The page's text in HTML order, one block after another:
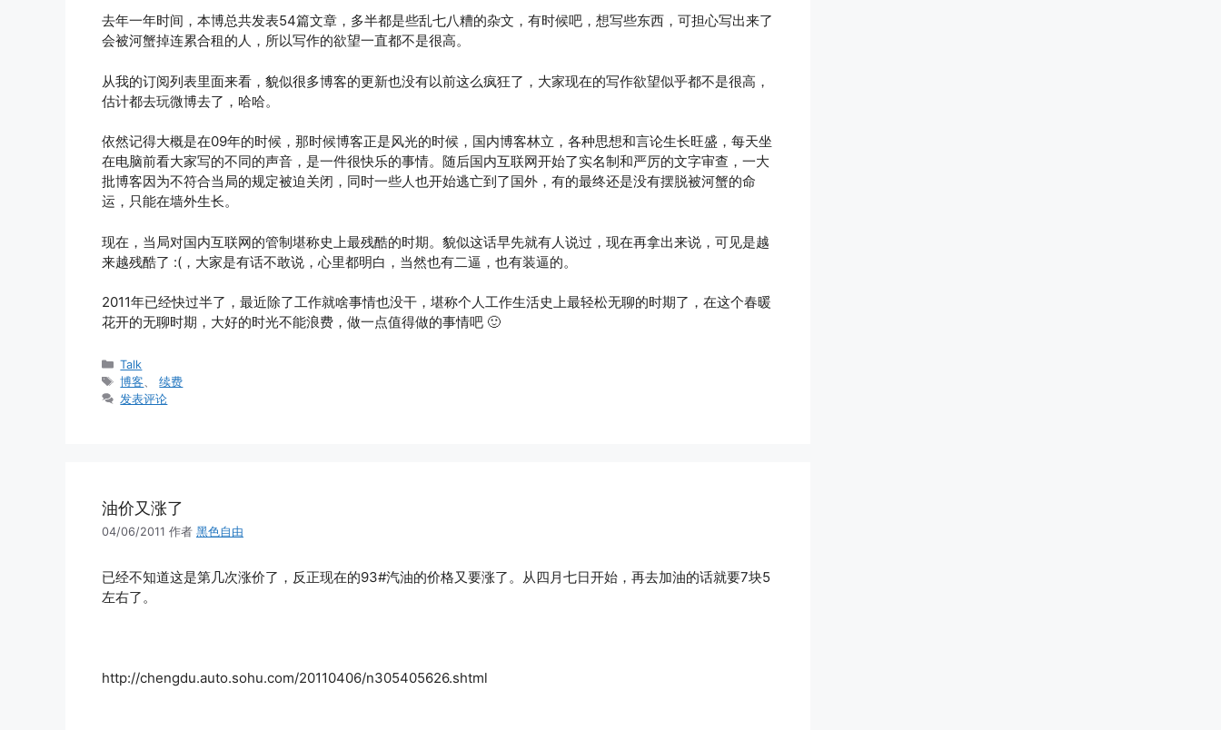
去年一年时间，本博总共发表54篇文章，多半都是些乱七八糟的杂文，有时候吧，想写些东西，可担心写出来了
会被河蟹掉连累合租的人，所以写作的欲望一直都不是很高。
从我的订阅列表里面来看，貌似很多博客的更新也没有以前这么疯狂了，大家现在的写作欲望似乎都不是很高，
估计都去玩微博去了，哈哈。
依然记得大概是在09年的时候，那时候博客正是风光的时候，国内博客林立，各种思想和言论生长旺盛，每天坐
在电脑前看大家写的不同的声音，是一件很快乐的事情。随后国内互联网开始了实名制和严厉的文字审查，一大
批博客因为不符合当局的规定被迫关闭，同时一些人也开始逃亡到了国外，有的最终还是没有摆脱被河蟹的命
运，只能在墙外生长。
现在，当局对国内互联网的管制堪称史上最残酷的时期。貌似这话早先就有人说过，现在再拿出来说，可见是越
来越残酷了 :(，大家是有话不敢说，心里都明白，当然也有二逼，也有装逼的。
2011年已经快过半了，最近除了工作就啥事情也没干，堪称个人工作生活史上最轻松无聊的时期了，在这个春暖
花开的无聊时期，大好的时光不能浪费，做一点值得做的事情吧 🙂
分
类
Talk
标
签
博客 、续费
发表评论
油价又涨了
04/06/2011 作者 黑色自由
已经不知道这是第几次涨价了，反正现在的93#汽油的价格又要涨了。从四月七日开始，再去加油的话就要7块5
左右了。
http://chengdu.auto.sohu.com/20110406/n305405626.shtml